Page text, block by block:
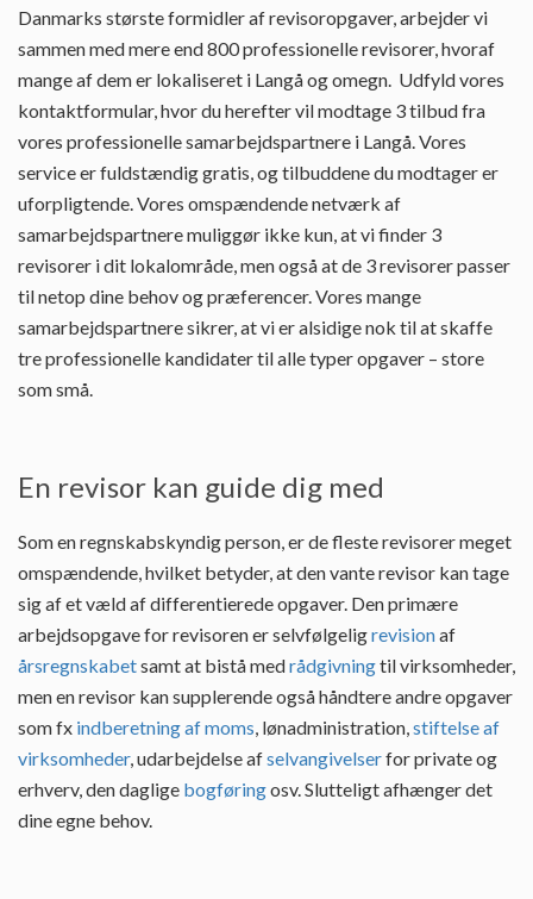
Danmarks største formidler af revisoropgaver, arbejder vi
sammen med mere end 800 professionelle revisorer, hvoraf
mange af dem er lokaliseret i Langå og omegn. Udfyld vores
kontaktformular, hvor du herefter vil modtage 3 tilbud fra
vores professionelle samarbejdspartnere i Langå. Vores
service er fuldstændig gratis, og tilbuddene du modtager er
uforpligtende. Vores omspændende netværk af
samarbejdspartnere muliggør ikke kun, at vi finder 3
revisorer i dit lokalområde, men også at de 3 revisorer passer
til netop dine behov og præferencer. Vores mange
samarbejdspartnere sikrer, at vi er alsidige nok til at skaffe
tre professionelle kandidater til alle typer opgaver – store
som små.
En revisor kan guide dig med
Som en regnskabskyndig person, er de fleste revisorer meget
omspændende, hvilket betyder, at den vante revisor kan tage
sig af et væld af differentierede opgaver. Den primære
arbejdsopgave for revisoren er selvfølgeligrevisionaf
årsregnskabetsamt at bistå medrådgivningtil virksomheder,
men en revisor kan supplerende også håndtere andre opgaver
som fx indberetning af moms, lønadministration,stiftelse af
virksomheder, udarbejdelse afselvangivelserfor private og
erhverv, den daglige bogføringosv. Slutteligt afhænger det
dine egne behov.